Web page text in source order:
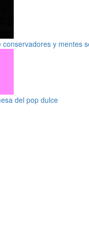
conservadores y mentes
del pop dulce